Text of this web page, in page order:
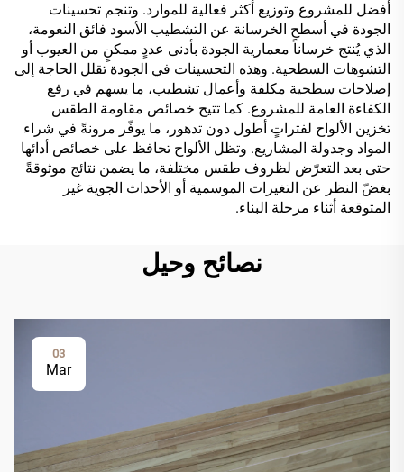
أفضل للمشروع وتوزيع أكثر فعالية للموارد. وتنجم تحسينات
الجودة في أسطح الخرسانة عن التشطيب الأسود فائق النعومة،
الذي يُنتج خرساناً معمارية الجودة بأدنى عددٍ ممكنٍ من العيوب أو
التشوهات السطحية. وهذه التحسينات في الجودة تقلل الحاجة إلى
إصلاحات سطحية مكلفة وأعمال تشطيب، ما يسهم في رفع
الكفاءة العامة للمشروع. كما تتيح خصائص مقاومة الطقس
تخزين الألواح لفتراتٍ أطول دون تدهور، ما يوفّر مرونةً في شراء
المواد وجدولة المشاريع. وتظل الألواح تحافظ على خصائص أدائها
حتى بعد التعرّض لظروف طقس مختلفة، ما يضمن نتائج موثوقةً
بغضّ النظر عن التغيرات الموسمية أو الأحداث الجوية غير
المتوقعة أثناء مرحلة البناء.
نصائح وحيل
03
Mar